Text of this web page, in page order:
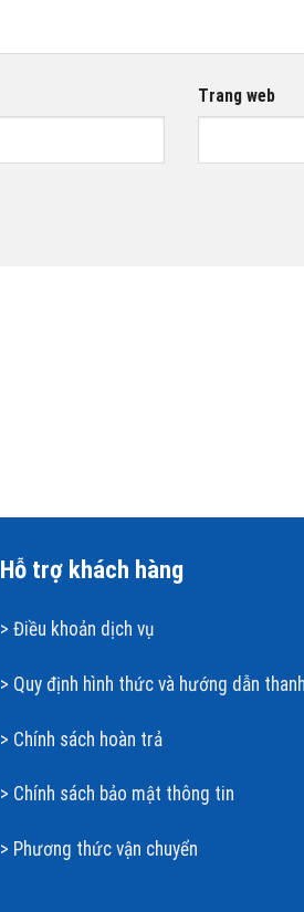
Trang web
Hỗ trợ khách hàng
> Điều khoản dịch vụ
> Quy định hình thức và hướng dẫn
> Chính sách hoàn trả
> Chính sách bảo mật thông tin
> Phương thức vận chuyển